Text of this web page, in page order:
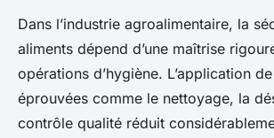
Dans l’industrie agroalimentaire, la
aliments dépend d’une maîtrise
opérations d’hygiène. L’application
éprouvées comme le nettoyage, la
contrôle qualité réduit